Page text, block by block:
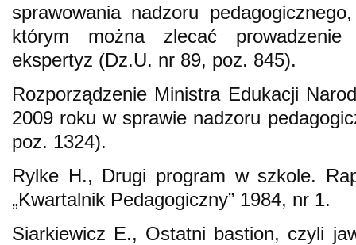
sprawowania nadzoru
którym można zlecać
ekspertyz (Dz.U. nr 89, poz. 845).
Rozporządzenie Ministra Edukacji
2009 roku w sprawie nadzoru
poz. 1324).
Rylke H., Drugi program w szkole.
„Kwartalnik Pedagogiczny” 1984, nr 1.
Siarkiewicz E., Ostatni bastion, czyli